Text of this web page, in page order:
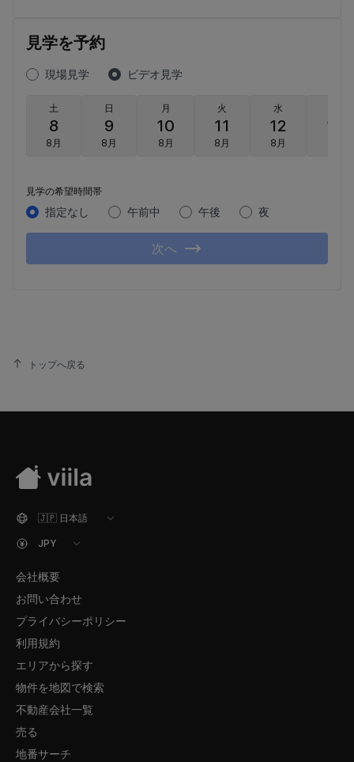
見学を予約
現場見学 ビデオ見学
土
8
8月
日
9
8月
月
10
8月
火
11
8月
水
12
8月
13
見学の希望時間帯
指定なし 午前中 午後 夜
次へ
トップへ戻る
会社概要
お問い合わせ
プライバシーポリシー
利用規約
エリアから探す
物件を地図で検索
不動産会社一覧
売る
地番サーチ